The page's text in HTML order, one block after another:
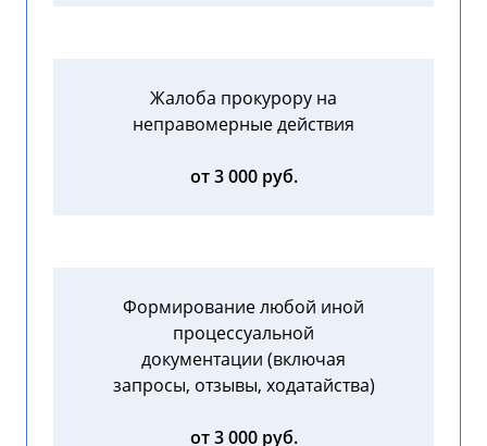
Жалоба прокурору на
неправомерные действия
от 3 000 руб.
Формирование любой иной
процессуальной
документации (включая
запросы, отзывы, ходатайства)
от 3 000 руб.